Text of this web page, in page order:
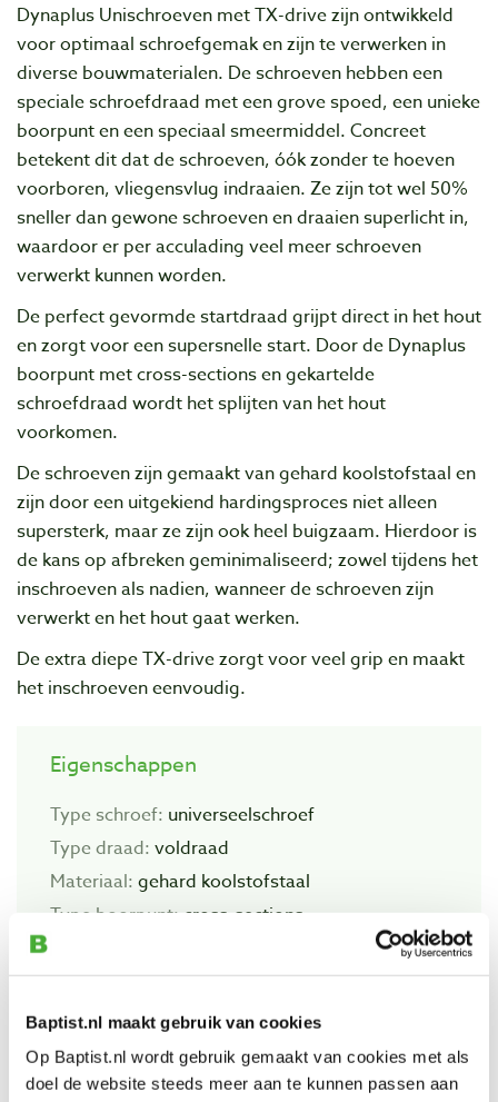
Baptist.nl maakt gebruik van cookies
Op Baptist.nl wordt gebruik gemaakt van cookies met als
doel de website steeds meer aan te kunnen passen aan
Dynaplus Unischroeven met TX-drive zijn ontwikkeld
voor optimaal schroefgemak en zijn te verwerken in
diverse bouwmaterialen. De schroeven hebben een
speciale schroefdraad met een grove spoed, een unieke
boorpunt en een speciaal smeermiddel. Concreet
betekent dit dat de schroeven, óók zonder te hoeven
voorboren, vliegensvlug indraaien. Ze zijn tot wel 50%
sneller dan gewone schroeven en draaien superlicht in,
waardoor er per acculading veel meer schroeven
verwerkt kunnen worden.
De perfect gevormde startdraad grijpt direct in het hout
en zorgt voor een supersnelle start. Door de Dynaplus
boorpunt met cross-sections en gekartelde
schroefdraad wordt het splijten van het hout
voorkomen.
De schroeven zijn gemaakt van gehard koolstofstaal en
zijn door een uitgekiend hardingsproces niet alleen
supersterk, maar ze zijn ook heel buigzaam. Hierdoor is
de kans op afbreken geminimaliseerd; zowel tijdens het
inschroeven als nadien, wanneer de schroeven zijn
verwerkt en het hout gaat werken.
De extra diepe TX-drive zorgt voor veel grip en maakt
het inschroeven eenvoudig.
Eigenschappen
Type schroef: universeelschroef
Type draad: voldraad
Materiaal: gehard koolstofstaal
Type boorpunt: cross-sections
Geschikt voor buitengebruik:nee
Kopvorm:cilinderkop
Aandrijving:TX-drive